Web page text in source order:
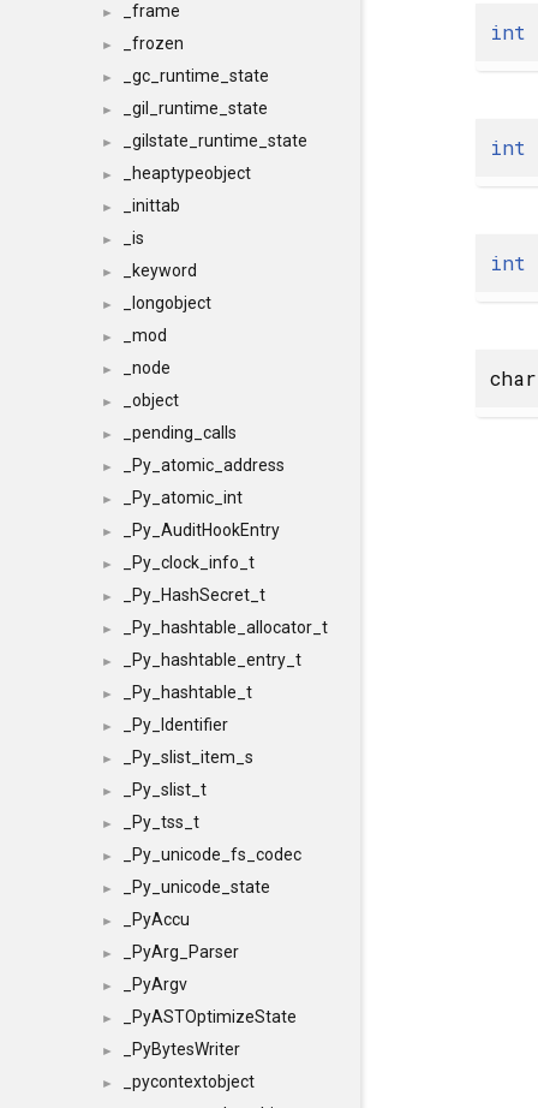
► _frame
► _frozen
► _gc_runtime_state
► _gil_runtime_state
► _gilstate_runtime_state
► _heaptypeobject
► _inittab
► _is
► _keyword
► _longobject
► _mod
► _node
► _object
► _pending_calls
► _Py_atomic_address
► _Py_atomic_int
► _Py_AuditHookEntry
► _Py_clock_info_t
► _Py_HashSecret_t
► _Py_hashtable_allocator_t
► _Py_hashtable_entry_t
► _Py_hashtable_t
► _Py_Identifier
► _Py_slist_item_s
► _Py_slist_t
► _Py_tss_t
► _Py_unicode_fs_codec
► _Py_unicode_state
► _PyAccu
► _PyArg_Parser
► _PyArgv
► _PyASTOptimizeState
► _PyBytesWriter
►
_pycontextobject
int
int
int